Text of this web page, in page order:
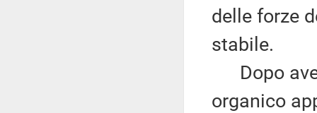
delle forze
stabile.
Dopo
organico